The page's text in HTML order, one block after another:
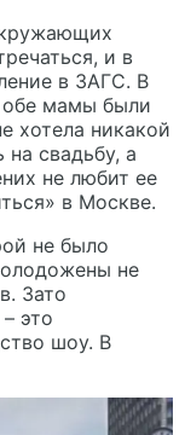
и в
в ЗАГС. В
обе мамы были
хотела никакой
на свадьбу, а
не любит ее
в Москве.
не было
не
Зато
это
шоу. В